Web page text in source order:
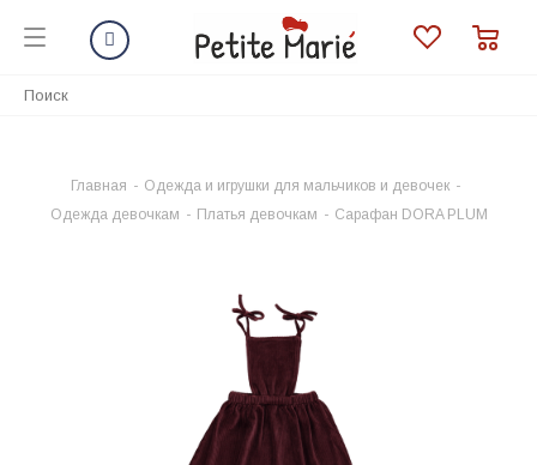
Главная - Одежда и игрушки для мальчиков и девочек -
Одежда девочкам - Платья девочкам - Сарафан DORA PLUM